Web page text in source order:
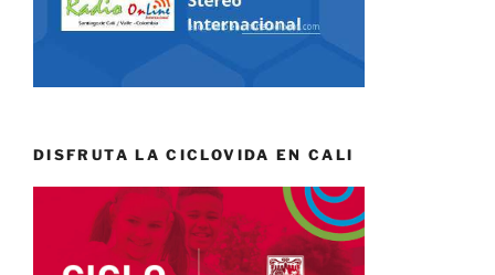
DISFRUTA LA CICLOVIDA EN CALI